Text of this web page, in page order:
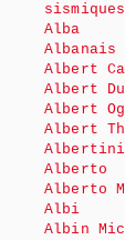
sismiques
Alba
Albanais
Albert
Albert
Albert
Albert
Albertini
Alberto
Alberto
Albi
Albin